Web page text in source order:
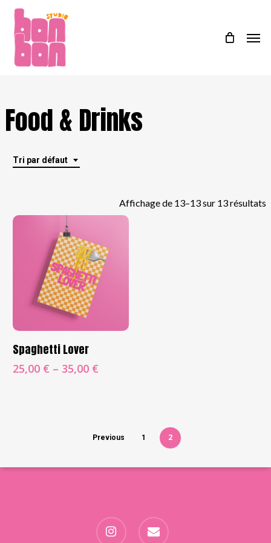
Skip
main
content
Food & Drinks
Tri par défaut
Affichage de 13–13 sur 13 résultats
Choix Des Options
Spaghetti Lover
25,00 € – 35,00 €
Previous 1 2
instagram email